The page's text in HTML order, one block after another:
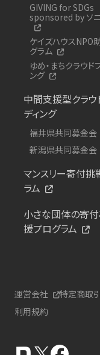
GIVING for SDGs
sponsored by ソ
ケイズハウスNPO
グラム
ゆめ・まちクラウド
ング
中間支援型クラウ
ディング
福井県共同募金会
新潟県共同募金会
マンスリー寄付挑
ラム
小さな団体の寄
援プログラム
運営会社 特定商取
利用規約